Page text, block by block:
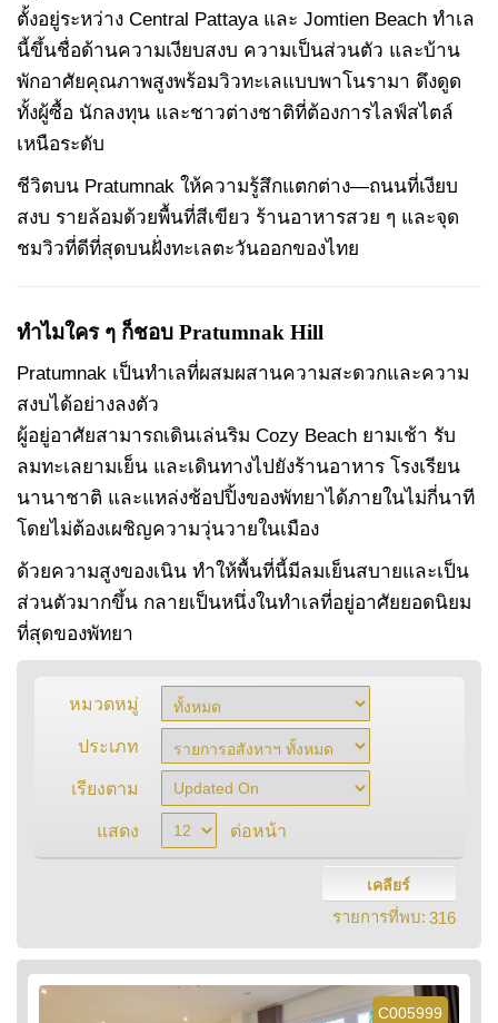
ตั้งอยู่ระหว่าง Central Pattaya และ Jomtien Beach ทำเล
นี้ขึ้นชื่อด้านความเงียบสงบ ความเป็นส่วนตัว และบ้าน
พักอาศัยคุณภาพสูงพร้อมวิวทะเลแบบพาโนรามา ดึงดูด
ทั้งผู้ซื้อ นักลงทุน และชาวต่างชาติที่ต้องการไลฟ์สไตล์
เหนือระดับ
ชีวิตบน Pratumnak ให้ความรู้สึกแตกต่าง—ถนนที่เงียบ
สงบ รายล้อมด้วยพื้นที่สีเขียว ร้านอาหารสวย ๆ และจุด
ชมวิวที่ดีที่สุดบนฝั่งทะเลตะวันออกของไทย
ทำไมใคร ๆ ก็ชอบ Pratumnak Hill
Pratumnak เป็นทำเลที่ผสมผสานความสะดวกและความ
สงบได้อย่างลงตัว
ผู้อยู่อาศัยสามารถเดินเล่นริม Cozy Beach ยามเช้า รับ
ลมทะเลยามเย็น และเดินทางไปยังร้านอาหาร โรงเรียน
นานาชาติ และแหล่งช้อปปิ้งของพัทยาได้ภายในไม่กี่นาที
โดยไม่ต้องเผชิญความวุ่นวายในเมือง
ด้วยความสูงของเนิน ทำให้พื้นที่นี้มีลมเย็นสบายและเป็น
ส่วนตัวมากขึ้น กลายเป็นหนึ่งในทำเลที่อยู่อาศัยยอดนิยม
ที่สุดของพัทยา
หมวดหมู่
ประเภท
เรียงตาม
แสดง ต่อหน้า
เคลียร์
รายการที่พบ: 316
C005999